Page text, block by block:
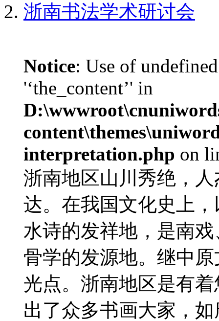
浙南书法学术研讨会
Notice: Use of
'‘the_content’' in
interpretation.php on
浙南地区山川秀绝，
达。在我国文化史上
水诗的发祥地，是南
骨学的发源地。继中
光点。浙南地区是有
出了众多书画大家，